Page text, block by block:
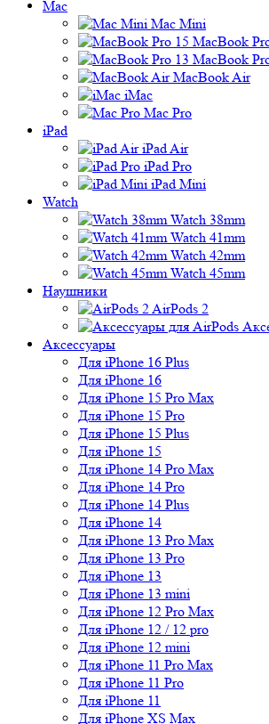
Mac
Mac Mini
MacBook
MacBook
MacBook Air
iMac
Mac Pro
iPad
iPad Air
iPad Pro
iPad Mini
Watch
Watch 38mm
Watch 41mm
Watch 42mm
Watch 45mm
Наушники
AirPods 2
Аксессуары
Для iPhone 16 Plus
Для iPhone 16
Для iPhone 15 Pro Max
Для iPhone 15 Pro
Для iPhone 15 Plus
Для iPhone 15
Для iPhone 14 Pro Max
Для iPhone 14 Pro
Для iPhone 14 Plus
Для iPhone 14
Для iPhone 13 Pro Max
Для iPhone 13 Pro
Для iPhone 13
Для iPhone 13 mini
Для iPhone 12 Pro Max
Для iPhone 12 / 12 pro
Для iPhone 12 mini
Для iPhone 11 Pro Max
Для iPhone 11 Pro
Для iPhone 11
Для iPhone XS Max